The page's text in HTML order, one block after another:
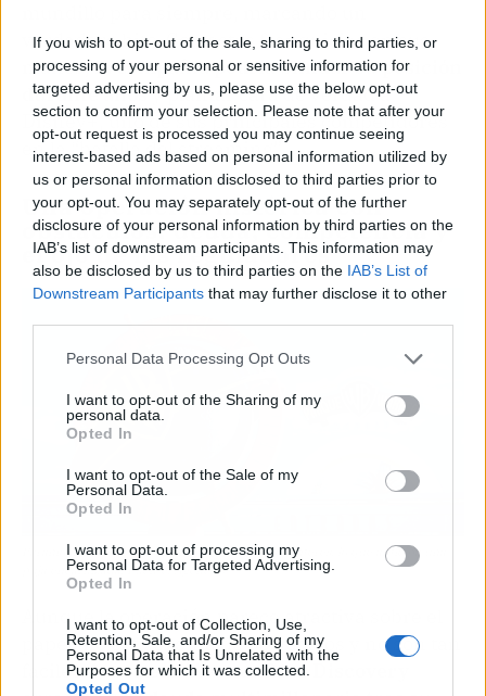
If you wish to opt-out of the sale, sharing to third parties, or
processing of your personal or sensitive information for
targeted advertising by us, please use the below opt-out
section to confirm your selection. Please note that after your
opt-out request is processed you may continue seeing
interest-based ads based on personal information utilized by
us or personal information disclosed to third parties prior to
your opt-out. You may separately opt-out of the further
disclosure of your personal information by third parties on the
IAB’s list of downstream participants. This information may
also be disclosed by us to third parties on the IAB’s List of
Downstream Participants that may further disclose it to other
Personal Data Processing Opt Outs
I want to opt-out of the Sharing of my
personal data.
Opted In
I want to opt-out of the Sale of my
Personal Data.
Opted In
I want to opt-out of processing my
Personal Data for Targeted Advertising.
Opted In
I want to opt-out of Collection, Use,
Retention, Sale, and/or Sharing of my
Personal Data that Is Unrelated with the
Purposes for which it was collected.
Opted Out
verdadero hito. Con estas franquicias en sus
manos,la compañía podría blindar su posición
durante añosy plantar cara de verdad a
Disney+, uno de sus principales competidores
en la “batalla del streaming”.
Una operación histórica con
obstáculos: deuda, competencia y
el ojo de los reguladores
Paramount Global y Skydance ya han mostrado interés, lo que anticipa una
puja encarnizada. Fuente: Agencias
Aunque la operación parece atractiva sobre el
papel, no está exenta de obstáculos y no son tan
fáciles de sortear.Warner Bros Discovery